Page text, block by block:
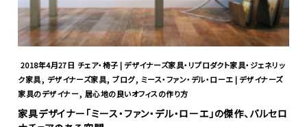
2018年4月27日 チェア・椅子 | デザイナーズ家具・リプロダクト家具・ジェネリッ
ク家具, デザイナーズ家具,ブログ, ミース・ファン・デル・ローエ | デザイナーズ
家具のデザイナー, 居心地の良いオフィスの作り方
家具デザイナー「ミース・ファン・デル・ローエ」の傑作、バルセロ